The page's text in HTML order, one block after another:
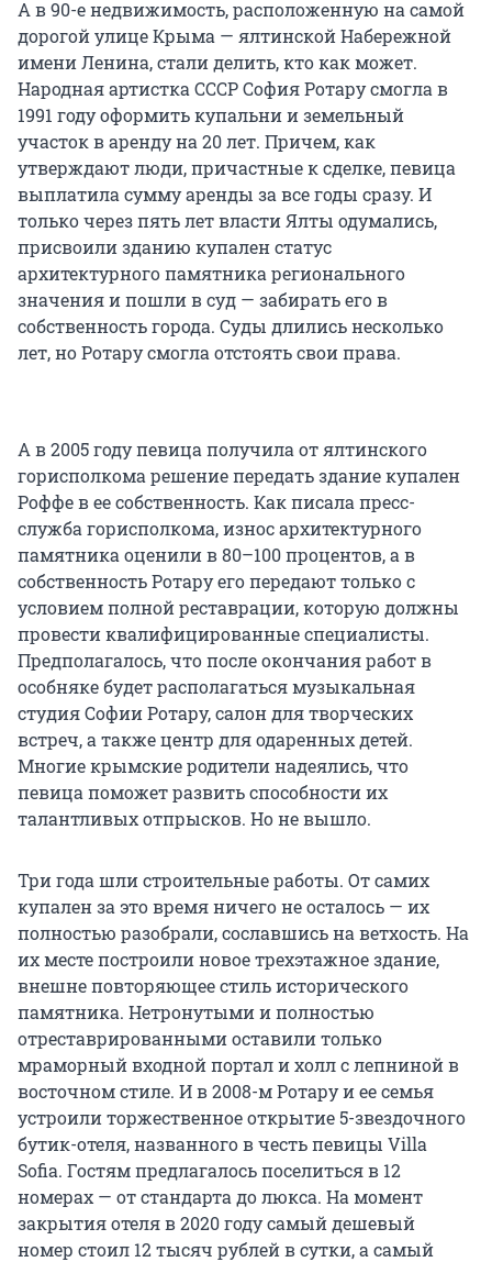
А в 90-е недвижимость, расположенную на самой
дорогой улице Крыма — ялтинской Набережной
имени Ленина, стали делить, кто как может.
Народная артистка СССР София Ротару смогла в
1991 году оформить купальни и земельный
участок в аренду на 20 лет. Причем, как
утверждают люди, причастные к сделке, певица
выплатила сумму аренды за все годы сразу. И
только через пять лет власти Ялты одумались,
присвоили зданию купален статус
архитектурного памятника регионального
значения и пошли в суд — забирать его в
собственность города. Суды длились несколько
лет, но Ротару смогла отстоять свои права.
А в 2005 году певица получила от ялтинского
горисполкома решение передать здание купален
Роффе в ее собственность. Как писала пресс-
служба горисполкома, износ архитектурного
памятника оценили в 80–100 процентов, а в
собственность Ротару его передают только с
условием полной реставрации, которую должны
провести квалифицированные специалисты.
Предполагалось, что после окончания работ в
особняке будет располагаться музыкальная
студия Софии Ротару, салон для творческих
встреч, а также центр для одаренных детей.
Многие крымские родители надеялись, что
певица поможет развить способности их
талантливых отпрысков. Но не вышло.
Три года шли строительные работы. От самих
купален за это время ничего не осталось — их
полностью разобрали, сославшись на ветхость. На
их месте построили новое трехэтажное здание,
внешне повторяющее стиль исторического
памятника. Нетронутыми и полностью
отреставрированными оставили только
мраморный входной портал и холл с лепниной в
восточном стиле. И в 2008-м Ротару и ее семья
устроили торжественное открытие 5-звездочного
бутик-отеля, названного в честь певицы Villa
Sofia. Гостям предлагалось поселиться в 12
номерах — от стандарта до люкса. На момент
закрытия отеля в 2020 году самый дешевый
номер стоил 12 тысяч рублей в сутки, а самый